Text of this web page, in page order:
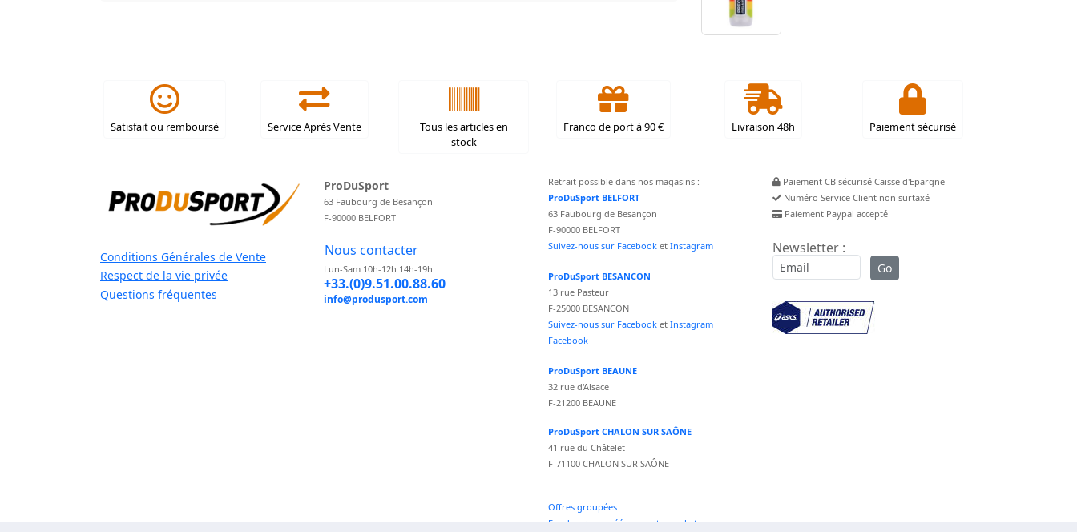
Satisfait ou remboursé Service Après Vente
Tous les articles en
stock
Franco de port à 90 € Livraison 48h Paiement sécurisé
Conditions Générales de Vente
Respect de la vie privée
Questions fréquentes
ProDuSport
63 Faubourg de Besançon
F-90000 BELFORT
Nous contacter
Lun-Sam 10h-12h 14h-19h
+33.(0)9.51.00.88.60
info@produsport.com
Retrait possible dans nos magasins :
ProDuSport BELFORT
63 Faubourg de Besançon
F-90000 BELFORT
Suivez-nous sur Facebook et Instagram
ProDuSport BESANCON
13 rue Pasteur
F-25000 BESANCON
Suivez-nous sur Facebook et Instagram
Facebook
ProDuSport BEAUNE
32 rue d'Alsace
F-21200 BEAUNE
ProDuSport CHALON SUR SAÔNE
41 rue du Châtelet
F-71100 CHALON SUR SAÔNE
Offres groupées
Fond vecteur créé par vectorpocket -
Paiement CB sécurisé Caisse d'Epargne
Numéro Service Client non surtaxé
Paiement Paypal accepté
Newsletter :